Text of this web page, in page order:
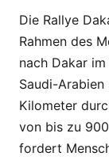
Die Rallye
Rahmen des
nach Dakar
Saudi-
Kilometer
von bis zu
fordert